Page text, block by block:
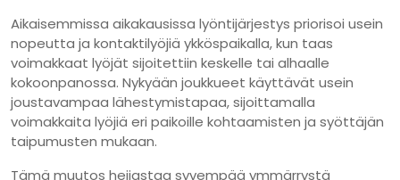
Aikaisemmissa aikakausissa lyöntijärjestys priorisoi usein
nopeutta ja kontaktilyöjiä ykköspaikalla, kun taas
voimakkaat lyöjät sijoitettiin keskelle tai alhaalle
kokoonpanossa. Nykyään joukkueet käyttävät usein
joustavampaa lähestymistapaa, sijoittamalla
voimakkaita lyöjiä eri paikoille kohtaamisten ja syöttäjän
taipumusten mukaan.
Tämä muutos heijastaa syvempää ymmärrystä